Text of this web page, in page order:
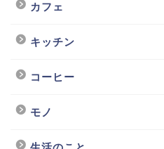
カフェ
キッチン
コーヒー
モノ